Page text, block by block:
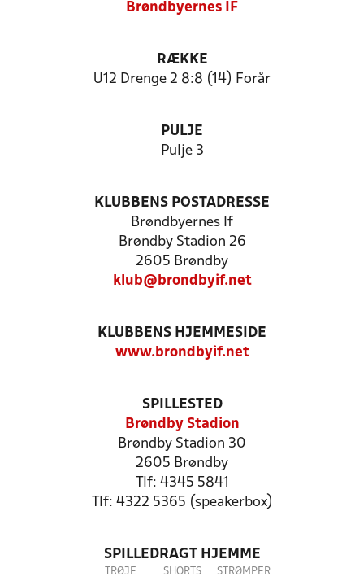
Brøndbyernes IF
RÆKKE
U12 Drenge 2 8:8 (14) Forår
PULJE
Pulje 3
KLUBBENS POSTADRESSE
Brøndbyernes If
Brøndby Stadion 26
2605 Brøndby
klub@brondbyif.net
KLUBBENS HJEMMESIDE
www.brondbyif.net
SPILLESTED
Brøndby Stadion
Brøndby Stadion 30
2605 Brøndby
Tlf: 4345 5841
Tlf: 4322 5365 (speakerbox)
SPILLEDRAGT HJEMME
TRØJE SHORTS STRØMPER